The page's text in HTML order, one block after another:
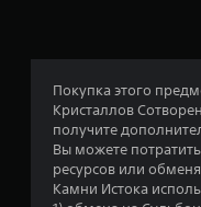
Покупка этого
Кристаллов
получите
Вы можете
ресурсов или
Камни Истока